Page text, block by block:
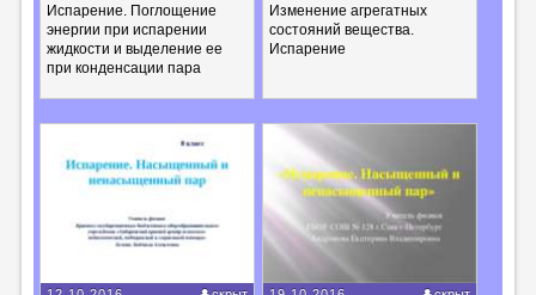
Испарение. Поглощение
энергии при испарении
жидкости и выделение ее
при конденсации пара
Изменение агрегатных
состояний вещества.
Испарение